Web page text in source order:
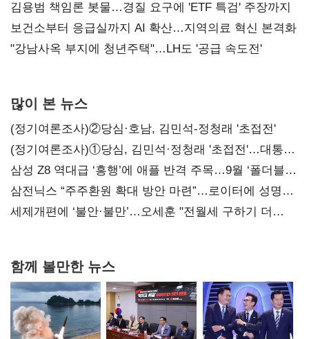
김용범 책임론 봇물…경질 요구에 'ETF 특검' 주장까지
보건소부터 응급실까지 AI 확산…지역의료 혁신 본격화
"강남사옥 부지에 청년주택"…LH도 '공급 속도전'
많이 본 뉴스
(정기여론조사)②당심·호남, 김민석-정청래 '초접전'
(정기여론조사)①당심, 김민석·정청래 '초접전'…대통령
지지도 '50% 아래로'(종합)
삼성 Z8 역대급 ‘흥행’에 애플 반격 주목…9월 ‘폴더블
대전’
삼전닉스 “주주환원 확대 방안 마련”…로이터에 성명
보내
세제개편에 ‘불안·불만’…오세훈 "전월세 구하기 더
함께 볼만한 뉴스